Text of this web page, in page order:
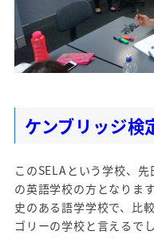
ケンブリッジ検
このSELAという学校、
の英語学校の方となりま
史のある語学学校で、比
ゴリーの学校と言えるで